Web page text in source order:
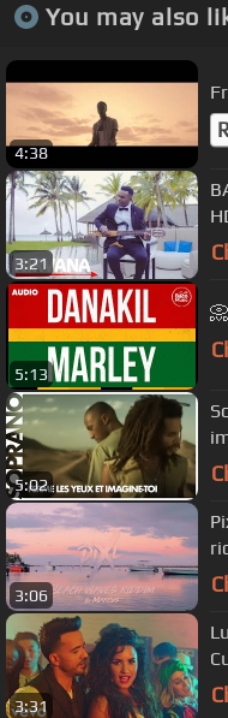
You may also
4:38
3:21
5:13
5:02
3:06
3:31